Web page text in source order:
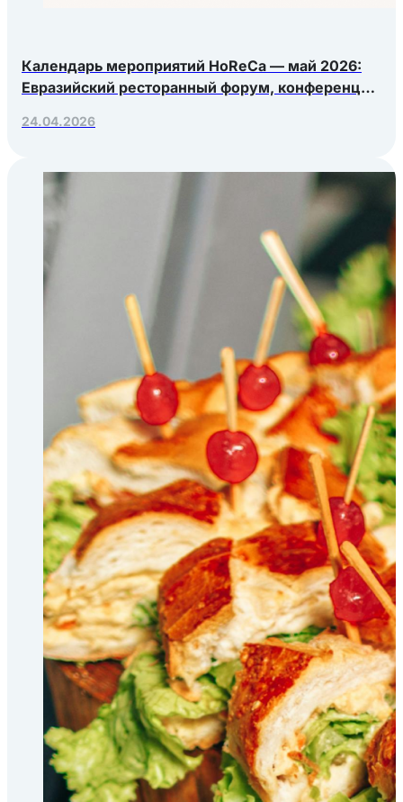
Календарь мероприятий HoReCa — май 2026:
Евразийский ресторанный форум, конференция
24.04.2026